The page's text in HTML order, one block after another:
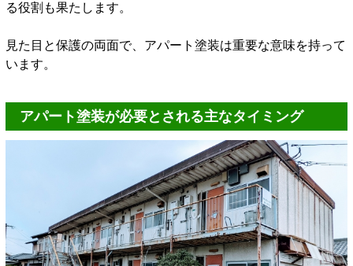
る役割も果たします。
見た目と保護の両面で、アパート塗装は重要な意味を持って
います。
アパート塗装が必要とされる主なタイミング